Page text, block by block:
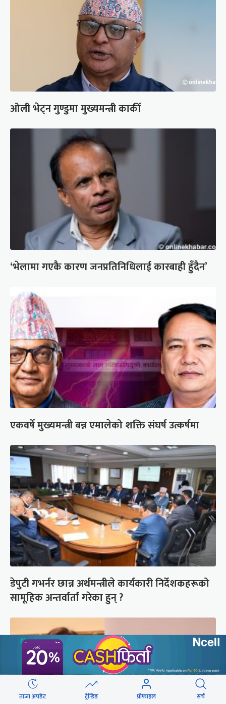
ओली भेट्न गुण्डुमा मुख्यमन्त्री कार्की
‘भेलामा गएकै कारण जनप्रतिनिधिलाई कारबाही हुँदैन’
एकवर्षे मुख्यमन्त्री बन्न एमालेको शक्ति संघर्ष उत्कर्षमा
डेपुटी गभर्नर छान्न अर्थमन्त्रीले कार्यकारी निर्देशकहरूको
सामूहिक अन्तर्वार्ता गरेका हुन् ?
ताजा अपडेट ट्रेन्डिङ प्रोफाइल सर्च